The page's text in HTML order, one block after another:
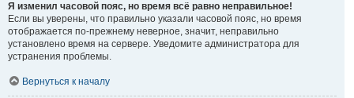
Я изменил часовой пояс, но время всё равно неправильное!
Если вы уверены, что правильно указали часовой пояс, но время
отображается по-прежнему неверное, значит, неправильно
установлено время на сервере. Уведомите администратора для
устранения проблемы.
Вернуться к началу